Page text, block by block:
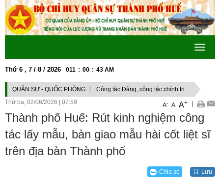
Toggle
Thứ 6 , 7 / 8 / 2026 011 : 00 : 43 AM
VÀ LÀM THEO TƯ TƯỞNG, ĐẠO ĐỨC, PHONG CÁCH HỒ CHÍ MINH"
QUÂN SỰ - QUỐC PHÒNG
Công tác Đảng, công tác chính trị
Thứ ba, 02/06/2026 | 07:59 A- A A+ |
Thành phố Huế: Rút kinh nghiệm công
tác lấy mẫu, bàn giao mẫu hài cốt liệt sĩ
trên địa bàn Thành phố
Chia sẻ Lưu